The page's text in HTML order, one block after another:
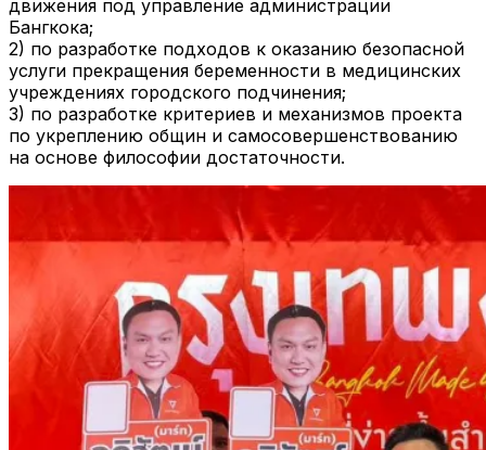
движения под управление администрации
Бангкока;
2) по разработке подходов к оказанию безопасной
услуги прекращения беременности в медицинских
учреждениях городского подчинения;
3) по разработке критериев и механизмов проекта
по укреплению общин и самосовершенствованию
на основе философии достаточности.